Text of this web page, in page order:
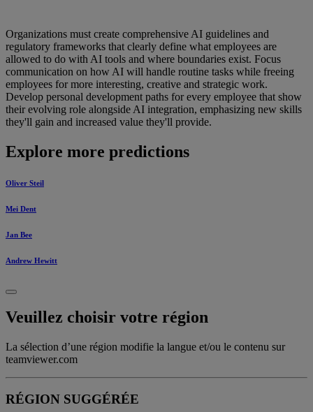
Organizations must create comprehensive AI guidelines and
regulatory frameworks that clearly define what employees are
allowed to do with AI tools and where boundaries exist. Focus
communication on how AI will handle routine tasks while freeing
employees for more interesting, creative and strategic work.
Develop personal development paths for every employee that show
their evolving role alongside AI integration, emphasizing new skills
they'll gain and increased value they'll provide.
Explore more predictions
Oliver Steil
Mei Dent
Jan Bee
Andrew Hewitt
Veuillez choisir votre région
La sélection d’une région modifie la langue et/ou le contenu sur
teamviewer.com
RÉGION SUGGÉRÉE